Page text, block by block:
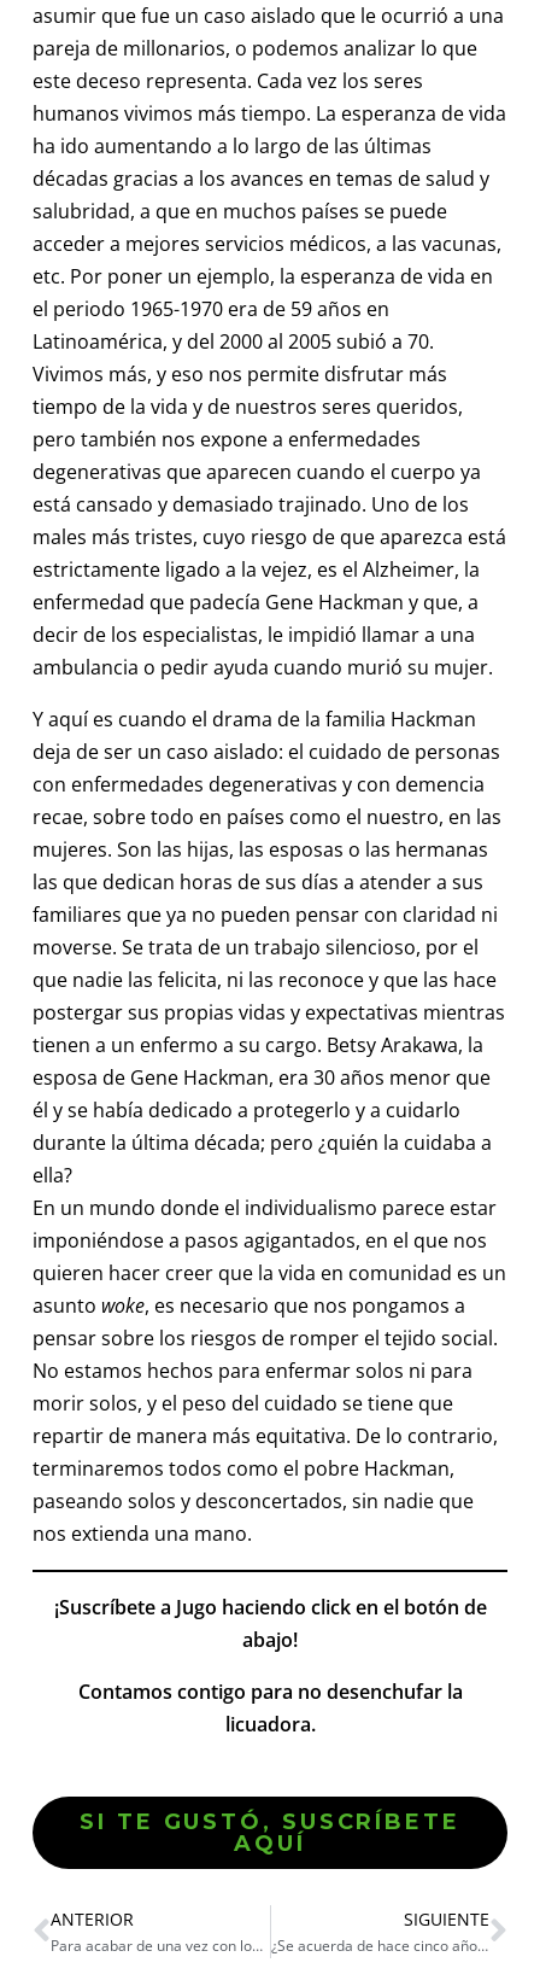
asumir que fue un caso aislado que le ocurrió a una
pareja de millonarios, o podemos analizar lo que
este deceso representa. Cada vez los seres
humanos vivimos más tiempo. La esperanza de vida
ha ido aumentando a lo largo de las últimas
décadas gracias a los avances en temas de salud y
salubridad, a que en muchos países se puede
acceder a mejores servicios médicos, a las vacunas,
etc. Por poner un ejemplo, la esperanza de vida en
el periodo 1965-1970 era de 59 años en
Latinoamérica, y del 2000 al 2005 subió a 70.
Vivimos más, y eso nos permite disfrutar más
tiempo de la vida y de nuestros seres queridos,
pero también nos expone a enfermedades
degenerativas que aparecen cuando el cuerpo ya
está cansado y demasiado trajinado. Uno de los
males más tristes, cuyo riesgo de que aparezca está
estrictamente ligado a la vejez, es el Alzheimer, la
enfermedad que padecía Gene Hackman y que, a
decir de los especialistas, le impidió llamar a una
ambulancia o pedir ayuda cuando murió su mujer.
Y aquí es cuando el drama de la familia Hackman
deja de ser un caso aislado: el cuidado de personas
con enfermedades degenerativas y con demencia
recae, sobre todo en países como el nuestro, en las
mujeres. Son las hijas, las esposas o las hermanas
las que dedican horas de sus días a atender a sus
familiares que ya no pueden pensar con claridad ni
moverse. Se trata de un trabajo silencioso, por el
que nadie las felicita, ni las reconoce y que las hace
postergar sus propias vidas y expectativas mientras
tienen a un enfermo a su cargo. Betsy Arakawa, la
esposa de Gene Hackman, era 30 años menor que
él y se había dedicado a protegerlo y a cuidarlo
durante la última década; pero ¿quién la cuidaba a
ella?
En un mundo donde el individualismo parece estar
imponiéndose a pasos agigantados, en el que nos
quieren hacer creer que la vida en comunidad es un
asunto woke, es necesario que nos pongamos a
pensar sobre los riesgos de romper el tejido social.
No estamos hechos para enfermar solos ni para
morir solos, y el peso del cuidado se tiene que
repartir de manera más equitativa. De lo contrario,
terminaremos todos como el pobre Hackman,
paseando solos y desconcertados, sin nadie que
nos extienda una mano.
¡Suscríbete a Jugo haciendo click en el botón de
abajo!
Contamos contigo para no desenchufar la
licuadora.
SI TE GUSTÓ, SUSCRÍBETE
AQUÍ
ANTERIOR
Para acabar de una vez con los Óscar
SIGUIENTE
¿Se acuerda de hace cinco años?